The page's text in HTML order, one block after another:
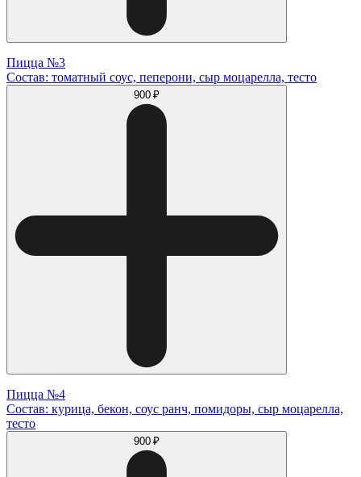
Пицца №3
Состав: томатный соус, пеперони, сыр моцарелла, тесто
900 ₽
Пицца №4
Состав: курица, бекон, соус ранч, помидоры, сыр моцарелла,
тесто
900 ₽